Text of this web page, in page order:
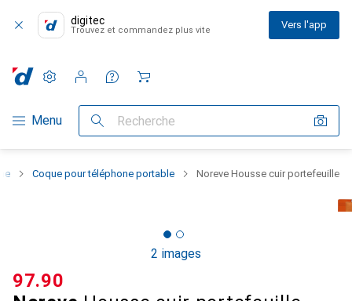
digitec
Trouvez et commandez plus vite Vers l'app
Navigation par catégorie
Menu Recherche
Paramètres
Compte client
Listes de comparaison
Listes d'envies
Panier
Coque pour téléphone portable Noreve Housse cuir portefeuille
2 images
CHF
97.90